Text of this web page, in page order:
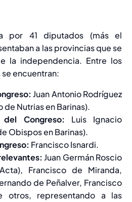
por 41 diputados (más el
a las provincias que se
la independencia. Entre los
encuentran:
Juan Antonio Rodríguez
Nutrias en Barinas).
del Congreso: Luis Ignacio
Obispos en Barinas).
Francisco Isnardi.
Juan Germán Roscio
Francisco de Miranda,
de Peñalver, Francisco
otros, representando a las